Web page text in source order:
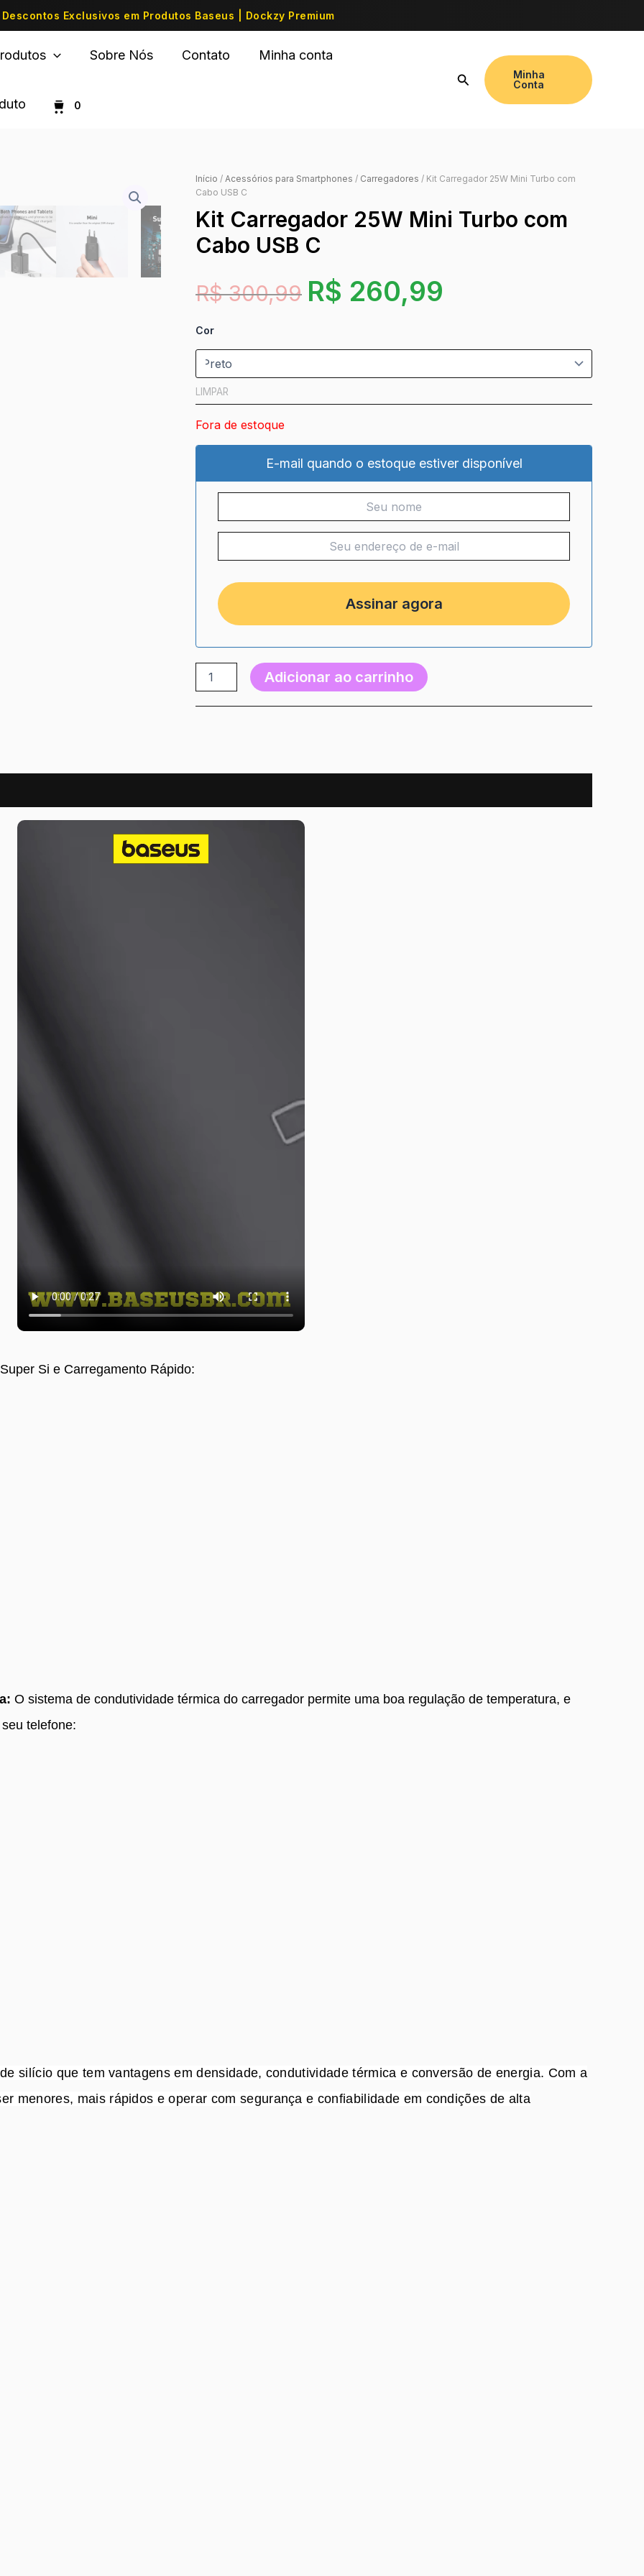
Descontos Exclusivos em Produtos Baseus | Dockzy Premium
Sobre Nós Contato Minha conta
0
Minha
Conta
Início / Acessórios para Smartphones / Carregadores / Kit Carregador 25W Mini Turbo com
Cabo USB C
Kit Carregador 25W Mini Turbo com
Cabo USB C
R$300,99 R$ 260,99
Cor
LIMPAR
Fora de estoque
E-mail quando o estoque estiver disponível
Adicionar ao carrinho
Super Si e Carregamento Rápido:
O sistema de condutividade térmica do carregador permite uma boa regulação de temperatura, e
telefone:
silício que tem vantagens em densidade, condutividade térmica e conversão de energia. Com a
menores, mais rápidos e operar com segurança e confiabilidade em condições de alta